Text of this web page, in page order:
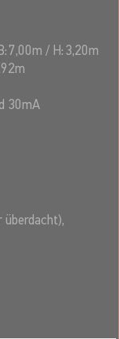
Regenschutzzelt
7,00m / H:3,20m
m
30mA